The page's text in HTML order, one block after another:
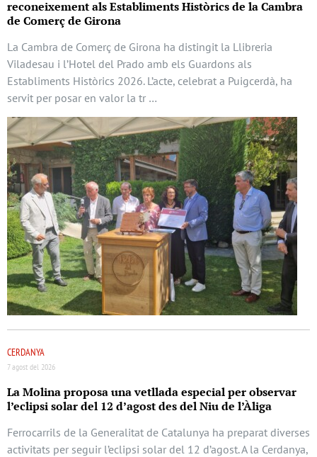
reconeixement als Establiments Històrics de la Cambra
de Comerç de Girona
La Cambra de Comerç de Girona ha distingit la Llibreria
Viladesau i l’Hotel del Prado amb els Guardons als
Establiments Històrics 2026. L’acte, celebrat a Puigcerdà, ha
servit per posar en valor la tr …
CERDANYA
7 agost del 2026
La Molina proposa una vetllada especial per observar
l’eclipsi solar del 12 d’agost des del Niu de l’Àliga
Ferrocarrils de la Generalitat de Catalunya ha preparat diverses
activitats per seguir l’eclipsi solar del 12 d’agost. A la Cerdanya,